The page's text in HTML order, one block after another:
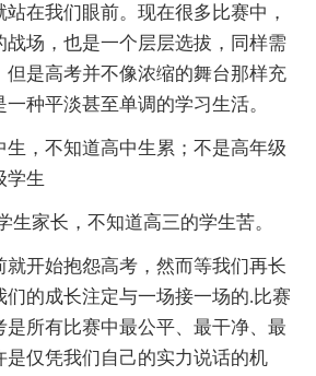
我们眼前。现在很多比赛中，
战场，也是一个层层选拔，同样需
但是高考并不像浓缩的舞台那样充
种平淡甚至单调的学习生活。
，不知道高中生累；不是高年级
学生
家长，不知道高三的学生苦。
开始抱怨高考，然而等我们再长
们的成长注定与一场接一场的.比赛
是所有比赛中最公平、最干净、最
是仅凭我们自己的实力说话的机